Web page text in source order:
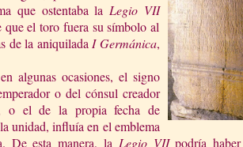
que ostentabala Legio VII
el toro fuera su símbolo al
de la aniquilada I Germánica,
algunas ocasiones, el signo
o del cónsul creador
o el de la propia fecha de
unidad, influía en el emblema
De esta manera, la Legio VIIpodría